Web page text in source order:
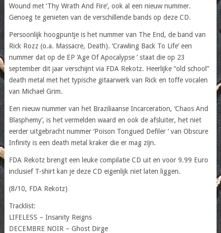
Wound met ‘Thy Wrath And Fire’, ook al een nieuw nummer.
Genoeg te genieten van de verschillende bands op deze CD.
Persoonlijk hoogpuntje is het nummer van The End, de band van
Rick Rozz (o.a. Massacre, Death). ‘Crawling Back To Life’ een
nummer dat op de EP ‘Age Of Apocalypse ‘ staat die op 23
september dit jaar verschijnt via FDA Rekotz. Heerlijke “old school”
death metal met het typische gitaarwerk van Rick en toffe vocalen
van Michael Grim.
Een nieuw nummer van het Braziliaanse Incarceration, ‘Chaos And
Blasphemy’, is het vermelden waard en ook de afsluiter, het niet
eerder uitgebracht nummer ‘Poison Tongued Defiler ‘ van Obscure
Infinity is een death metal kraker die er mag zijn.
FDA Rekotz brengt een leuke compilatie CD uit en voor 9.99 Euro
inclusief T-shirt kan je deze CD eigenlijk niet laten liggen.
(8/10, FDA Rekotz)
Tracklist:
LIFELESS – Insanity Reigns
DECEMBRE NOIR – Ghost Dirge